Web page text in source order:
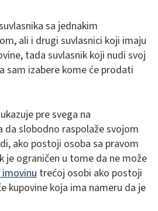
sa jednakim
ali i drugi suvlasnici koji imaju
tada suvlasnik koji nudi svoj
sam izabere kome će prodati
pre svega na
da slobodno raspolaže svojom
ako postoji osoba sa pravom
je ograničen u tome da ne može
trećoj osobi ako postoji
kupovine koja ima nameru da je